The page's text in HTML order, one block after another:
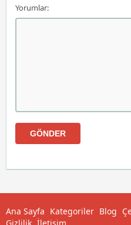
Yorumlar:
Ana Sayfa Kategoriler Blog